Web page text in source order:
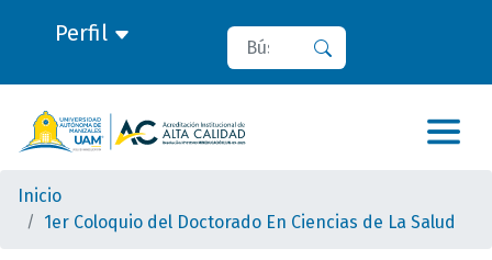
Perfil Buscar
Inicio
1er Coloquio del Doctorado En Ciencias de La Salud